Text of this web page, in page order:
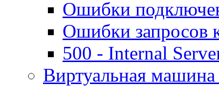
Ошибки
Ошибки запросов
500 - Internal
Виртуальная